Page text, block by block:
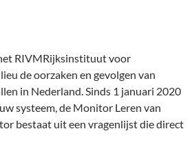
RIVMRijksinstituut voor
de oorzaken en gevolgen van
in Nederland. Sinds 1 januari 2020
systeem, de Monitor Leren van
bestaat uit een vragenlijst die direct